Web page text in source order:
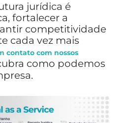
jurídica é
fortalecer a
competitividade
cada vez mais
contato com nossos
como podemos